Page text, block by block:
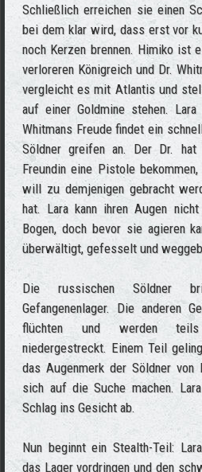
Schließlich erreichen sie einen
bei dem klar wird, dass erst vor
noch Kerzen brennen. Himiko ist
verloreren Königreich und Dr.
vergleicht es mit Atlantis und
auf einer Goldmine stehen.
Whitmans Freude findet ein
Söldner greifen an. Der Dr.
Freundin eine Pistole
will zu demjenigen gebracht
hat. Lara kann ihren Augen
Bogen, doch bevor sie agieren
überwältigt, gefesselt und
Die russischen Söldner
Gefangenenlager. Die anderen
flüchten und werden
niedergestreckt. Einem Teil
das Augenmerk der Söldner
sich auf die Suche machen.
Schlag ins Gesicht ab.
Nun beginnt ein Stealth-Teil:
das Lager vordringen und den